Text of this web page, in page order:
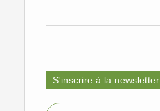
S'inscrire à la newsletter